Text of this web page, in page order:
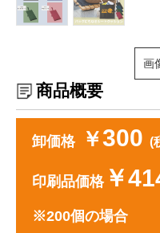
画
商品概要
卸価格 ￥300 (
印刷品価格￥
※200個の場合